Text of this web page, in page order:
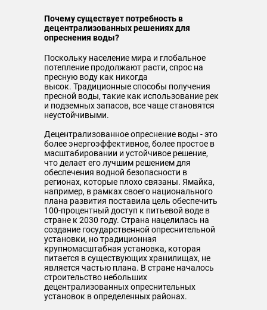
Почему существует потребность в
децентрализованных решениях для
опреснения воды?
Поскольку население мира и глобальное
потепление продолжают расти, спрос на
пресную воду как никогда
высок. Традиционные способы получения
пресной воды, такие как использование рек
и подземных запасов, все чаще становятся
неустойчивыми.
Децентрализованное опреснение воды - это
более энергоэффективное, более простое в
масштабировании и устойчивое решение,
что делает его лучшим решением для
обеспечения водной безопасности в
регионах, которые плохо связаны. Ямайка,
например, в рамках своего национального
плана развития поставила цель обеспечить
100-процентный доступ к питьевой воде в
стране к 2030 году. Страна нацелилась на
создание государственной опреснительной
установки, но традиционная
крупномасштабная установка, которая
питается в существующих хранилищах, не
является частью плана. В стране началось
строительство небольших
децентрализованных опреснительных
установок в определенных районах.